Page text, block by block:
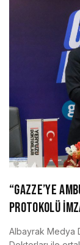
“GAZZE’YE
PROTOKOLÜ
Albayrak Medya